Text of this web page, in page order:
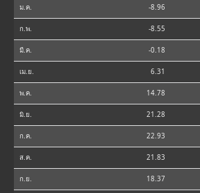
ม.ค. -8.96
ก.พ. -8.55
มี.ค. -0.18
เม.ย. 6.31
พ.ค. 14.78
มิ.ย. 21.28
ก.ค. 22.93
ส.ค. 21.83
ก.ย. 18.37